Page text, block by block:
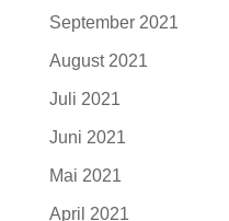
September 2021
August 2021
Juli 2021
Juni 2021
Mai 2021
April 2021